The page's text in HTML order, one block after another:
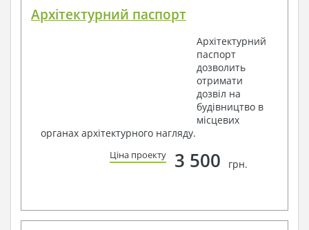
Архітектурний паспорт
Архітектурний
паспорт
дозволить
отримати
дозвіл на
будівництво в
місцевих
органах архітектурного нагляду.
Ціна проекту 3 500 грн.